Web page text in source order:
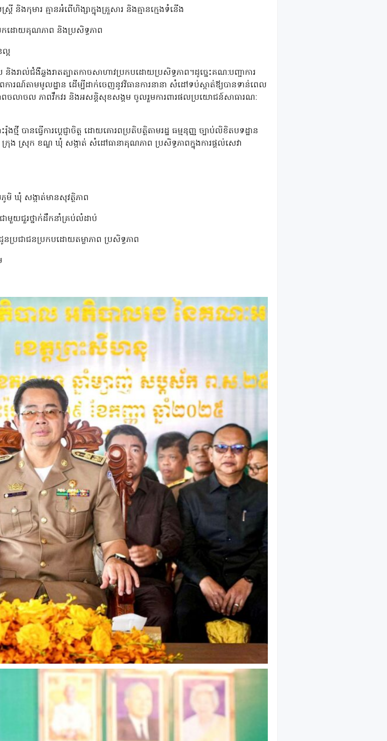
និងកុមារ គ្មានអំពើហិង្សាក្នុងគ្រួសារ និងគ្មានក្មេងទំនើង
រកដោយគុណភាព និងប្រសិទ្ធភាព
អ
ងរាល់ជំងឺឆ្លងរាតត្បាតកាចសាហាវប្រកបដោយប្រសិទ្ធភាព។ដូច្នេះគណ:បញ្ជាការ
ការណ៍តាមមូលដ្ឋាន ដើម្បីដាក់ចេញនូវវិធានការនានា សំដៅទប់ស្កាត់ឪ្យបានទាន់ពេល
ាពចលាចល ភាពវឹកវរ និងអសន្តិសុខសង្គម ចូលរួមការពារផលប្រយោជន៍សាធារណ:
ានធ្វើការប្តេជ្ញាចិត្ត ដោយគោរពប្រតិបត្តិតាមរដ្ឋ ធម្មនុញ្ញ ច្បាប់លិខិតបទដ្ឋាន
ក្រុង ស្រុក ខណ្ឌ ឃុំ សង្កាត់ សំដៅធានាគុណភាព ប្រសិទ្ធភាពក្នុងការផ្តល់សេវា
ឃុំ សង្កាត់មានសុវត្ថិភាព
ងជាមួយជួរថ្នាក់ដឹកនាំគ្រប់លំដាប់
ជូនប្រជាជនប្រកបដោយតម្លាភាព ប្រសិទ្ធភាព